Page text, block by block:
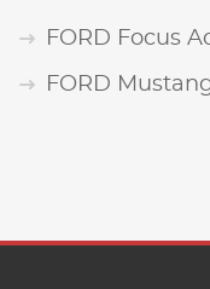
FORD Focus
FORD